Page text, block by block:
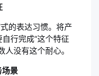
的表达习惯。将产
行完成“这个特征
人没有这个耐心。
场景